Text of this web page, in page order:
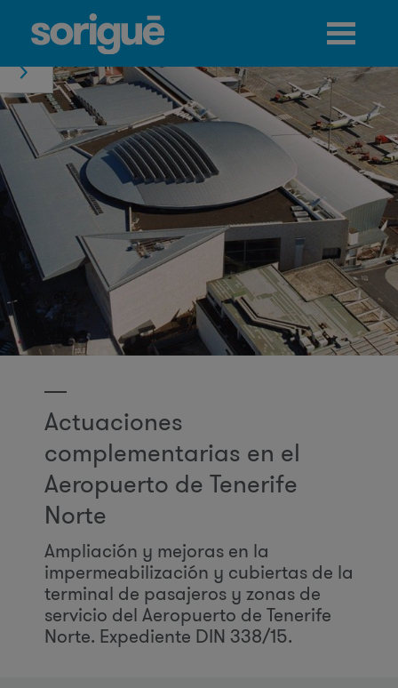
Jump to navigation
Actuaciones
complementarias en el
Aeropuerto de Tenerife
Norte
Ampliación y mejoras en la
impermeabilización y cubiertas de la
terminal de pasajeros y zonas de
servicio del Aeropuerto de Tenerife
Norte. Expediente DIN 338/15.
Menú